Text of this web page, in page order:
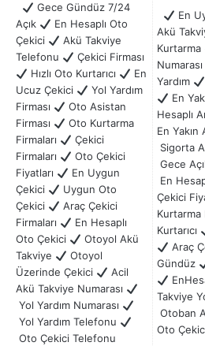
Gece Gündüz 7/24
Açık
En Hesaplı Oto
Çekici
Akü Takviye
Telefonu
Çekici Firması
Hızlı Oto Kurtarıcı
En
Ucuz Çekici
Yol Yardım
Firması
Oto Asistan
Firması
Oto Kurtarma
Firmaları
Çekici
Firmaları
Oto Çekici
Fiyatları
En Uygun
Çekici
Uygun Oto
Çekici
Araç Çekici
Firmaları
En Hesaplı
Oto Çekici
Otoyol Akü
Takviye
Otoyol
Üzerinde Çekici
Acil
Akü Takviye Numarası
Yol Yardım Numarası
Yol Yardım Telefonu
Oto Çekici Telefonu
En
Akü
Kurtarma
Numarası
Yardım
En
Hesaplı
En Yakın
Sigorta
Gece
En
Çekici
Kurtarma
Kurtarıcı
Araç
Gündüz
Takviye
Otoban
Oto